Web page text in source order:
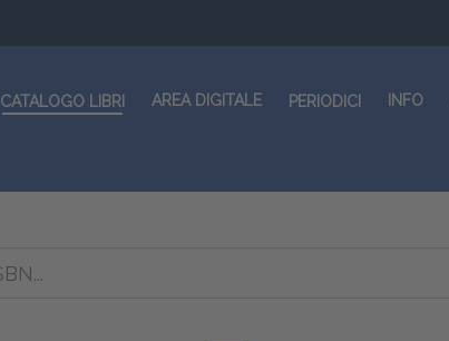
CATALOGO LIBRI AREA DIGITALE PERIODICI INFO